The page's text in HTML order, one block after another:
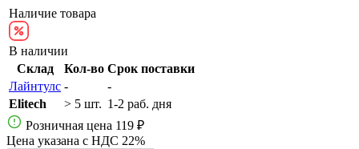
Наличие товара
В наличии
Склад
Кол-во Срок поставки
Лайнтулс -
-
Elitech
> 5 шт. 1-2 раб. дня
Розничная цена 119 ₽
Цена указана с НДС 22%